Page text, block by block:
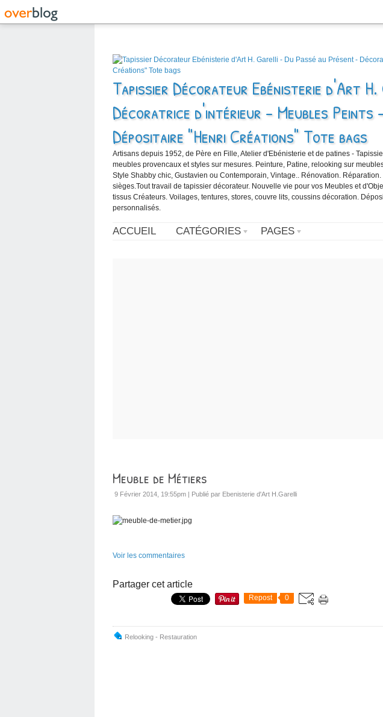
Tapissier Décorateur Ebénisterie d'Art
Décoratrice d'intérieur - Meubles Peints
Dépositaire "Henri Créations" Tote bags
Artisans depuis 1952, de Père en Fille, Atelier d'Ebénisterie et de patines -
meubles provencaux et styles sur mesures. Peinture, Patine, relooking sur
Style Shabby chic, Gustavien ou Contemporain, Vintage.. Rénovation.
sièges.Tout travail de tapissier décorateur. Nouvelle vie pour vos Meubles et
tissus Créateurs. Voilages, tentures, stores, couvre lits, coussins décoration.
personnalisés.
ACCUEIL CATÉGORIES PAGES
Meuble de Métiers
9 Février 2014, 19:55pm | Publié par Ebenisterie d'Art H.Garelli
Voir les commentaires
Partager cet article
Repost 0
Relooking - Restauration